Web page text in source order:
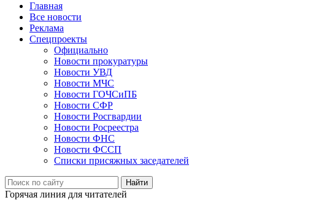
Главная
Все новости
Реклама
Спецпроекты
Официально
Новости прокуратуры
Новости УВД
Новости МЧС
Новости ГОЧСиПБ
Новости СФР
Новости Росгвардии
Новости Росреестра
Новости ФНС
Новости ФССП
Списки присяжных заседателей
Горячая линия для читателей